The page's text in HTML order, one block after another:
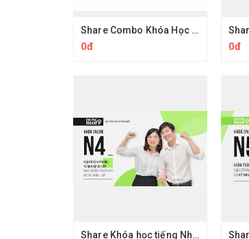
Share Combo Khóa Học Riki Nihongo Tiếng Nhật
0đ 0đ
Share Khóa học tiếng Nhật N4 Dungmori - Hướng dẫn học JLPT tiếng nhật online